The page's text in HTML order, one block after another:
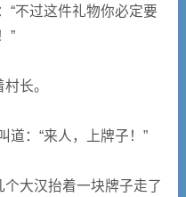
不过这件礼物你必定要
”
长。
：“来人，上牌子！”
大汉抬着一块牌子走了